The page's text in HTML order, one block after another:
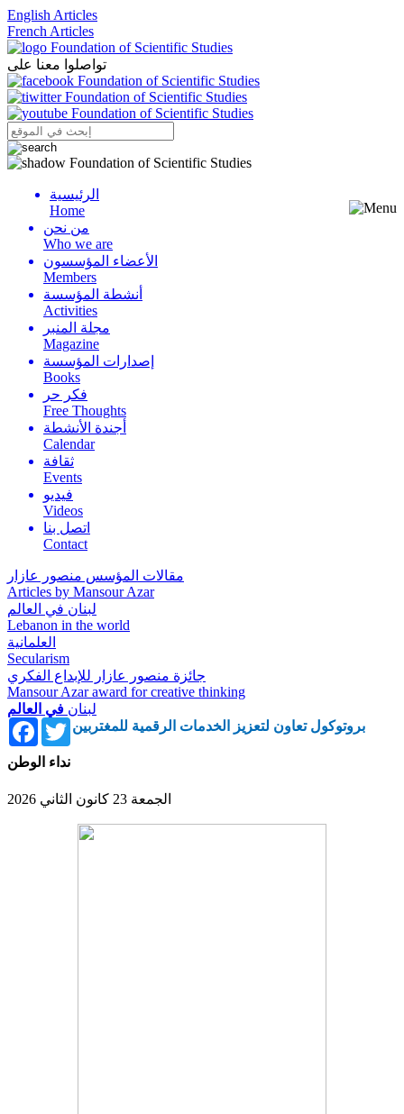
English Articles
French Articles
تواصلوا معنا على
Menu
الرئيسية
Home
من نحن
Who we are
الأعضاء المؤسسون
Members
أنشطة المؤسسة
Activities
مجلة المنبر
Magazine
إصدارات المؤسسة
Books
فكر حر
Free Thoughts
أجندة الأنشطة
Calendar
ثقافة
Events
فيديو
Videos
اتصل بنا
Contact
مقالات المؤسس منصور عازار
Articles by Mansour Azar
لبنان في العالم
Lebanon in the world
العلمانية
Secularism
جائزة منصور عازار للإبداع الفكري
Mansour Azar award for creative thinking
لبنان في العالم
FacebookTwitter
بروتوكول تعاون لتعزيز الخدمات الرقمية للمغتربين
نداء الوطن
الجمعة 23 كانون الثاني 2026